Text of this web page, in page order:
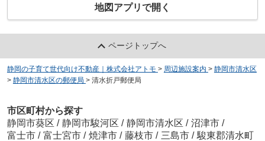
地図アプリで開く
ページトップへ
静岡の子育て世代向け不動産｜株式会社アトモ > 周辺施設案内 > 静岡市清水区
> 静岡市清水区の郵便局 > 清水折戸郵便局
市区町村から探す
静岡市葵区 / 静岡市駿河区 / 静岡市清水区 / 沼津市 /
富士市 / 富士宮市 / 焼津市 / 藤枝市 / 三島市 / 駿東郡清水町